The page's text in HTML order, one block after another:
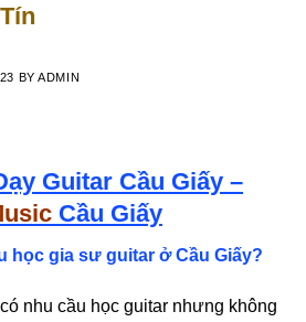
BYADMIN
Guitar Cầu Giấy –
Cầu Giấy
học gia sư guitar ở Cầu Giấy?
nhu cầu học guitar nhưng không